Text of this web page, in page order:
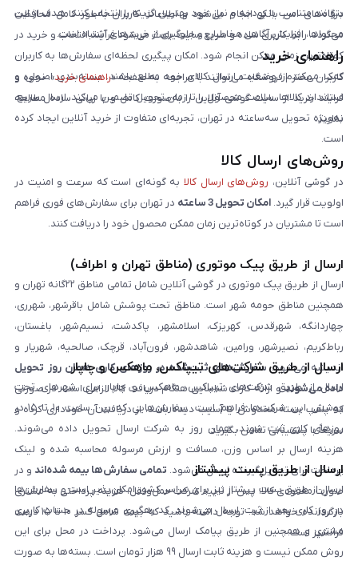
بتوانند متناسب با بودجه و نیاز خود بهترین گزینه را انتخاب کنند. هدف از این
محتواها، افزایش آگاهی مخاطبان و جلوگیری از خریدهای اشتباه است.
درگاه‌های امن بانکی انجام می‌شود و اطلاعات کاربران به‌طور کامل محافظت
می‌گردد. رابط کاربری ساده و سریع سایت باعث می‌شود فرآیند انتخاب و خرید در
کوتاه‌ترین زمان ممکن انجام شود. امکان پیگیری لحظه‌ای سفارش‌ها به کاربران
کمک می‌کند از وضعیت ارسال کالای خود مطلع باشند. بسته‌بندی اصولی و
استاندارد کالاها، سلامت محصول را تا زمان تحویل تضمین می‌کند. ارسال سریع،
به‌ویژه تحویل سه‌ساعته در تهران، تجربه‌ای متفاوت از خرید آنلاین ایجاد کرده
است.
راهنمای خرید
کاربران محترم فروشگاه می‌توانند با مراجعه به صفحه «راهنمای خرید»، نحوه و
فرایند خرید از سایت گوشی آنلاین را به‌صورت کامل و با زبانی ساده مطالعه
نمایند.
روش‌های ارسال کالا
در گوشی آنلاین، روش‌های ارسال کالا به گونه‌ای است که سرعت و امنیت در
اولویت قرار گیرد. امکان تحویل 3 ساعته
در تهران برای سفارش‌های فوری فراهم
است تا مشتریان در کوتاه‌ترین زمان ممکن محصول خود را دریافت کنند.
ارسال از طریق پیک موتوری (مناطق تهران و اطراف)
ارسال از طریق پیک موتوری در گوشی آنلاین شامل تمامی مناطق ۲۲گانه تهران و
همچنین مناطق حومه شهر است. مناطق تحت پوشش شامل باقرشهر، شهرری،
چهاردانگه، شهرقدس، کهریزک، اسلامشهر، پاکدشت، نسیم‌شهر، باغستان،
رباط‌کریم، نصیرشهر، ورامین، شاهدشهر، فرون‌آباد، قرچک، صالحیه، شهریار و
اندیشه می‌شود. سفارش‌های ثبت‌شده در روزهای کاری همان روز تحویل
داده می‌شوندو ارائه کارت شناسایی هنگام دریافت کالا الزامی است. در صورتی
که پلمپ بسته مخدوش یا آسیب دیده باشد، از دریافت آن خودداری کرده و
سریعاً با پشتیبانی تماس بگیرید.
ارسال از طریق شرکت‌های تیپاکس، ماهکس و چاپار
ارسال از طریق شرکت‌های تیپاکس، ماهکس و چاپار برای شهرهای تحت
پوشش این شرکت‌ها فراهم است. سفارش‌هایی که بین ساعت ۱۰ تا ۱۵ در
روزهای کاری ثبت شوند، همان روز به شرکت ارسال تحویل داده می‌شوند.
هزینه ارسال بر اساس وزن، مسافت و ارزش مرسوله محاسبه شده و لینک
پرداخت برای تحویل‌گیرنده ارسال می‌شود. تمامی سفارش‌ها بیمه شده‌اند و در
صورت مفقودی کالا، پس از تایید شرکت حمل‌ونقل، هزینه پرداختی به مشتری
بازگردانده خواهد شد. توجه داشته باشید که بیمه شامل کسر ۱۰ تا ۱۵ درصد
فرانشیز است.
ارسال از طریق پست پیشتاز
ارسال از طریق پست پیشتاز نیز برای سراسر کشور امکان‌پذیر است و سفارش‌ها
در روز کاری بعد از ثبت، ارسال می‌شوند. کد رهگیری مرسوله در حساب کاربری
مشتری و همچنین از طریق پیامک ارسال می‌شود. پرداخت در محل برای این
روش ممکن نیست و هزینه ثابت ارسال ۹۹ هزار تومان است. بسته‌ها به صورت